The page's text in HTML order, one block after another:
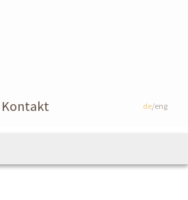
Kontakt de/eng